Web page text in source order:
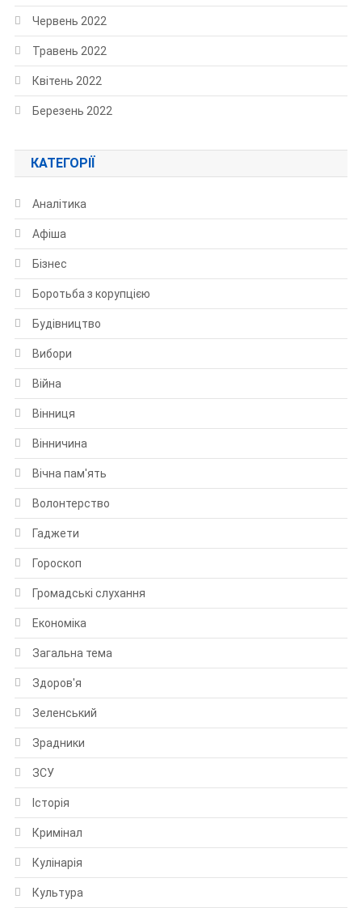
Червень 2022
Травень 2022
Квітень 2022
Березень 2022
КАТЕГОРІЇ
Аналітика
Афіша
Бізнес
Боротьба з корупцією
Будівництво
Вибори
Війна
Вінниця
Вінничина
Вічна пам'ять
Волонтерство
Гаджети
Гороскоп
Громадські слухання
Економіка
Загальна тема
Здоров'я
Зеленський
Зрадники
ЗСУ
Історія
Кримінал
Кулінарія
Культура